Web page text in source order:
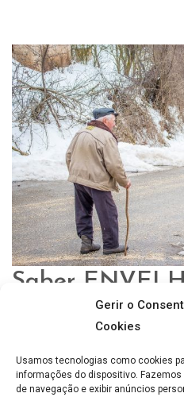
Gerir o
Cookies
Usamos tecnologias como cookies
informações do dispositivo.
de navegação e exibir anúncios
Saber
envelhecimento. As vezes que fui
dedos das mãos(felizmente) pelo